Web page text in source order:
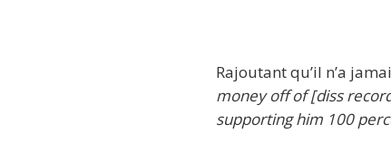
Rajoutant qu’il n’a
money off of [diss
supporting him 100